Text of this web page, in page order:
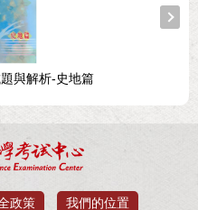
與解析-史地篇
政策 我們的位置